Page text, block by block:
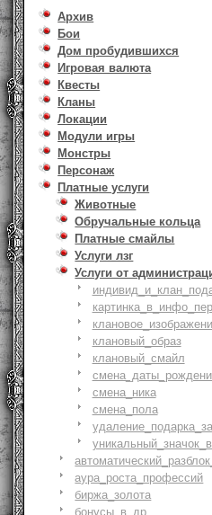
Архив
Бои
Дом пробудившихся
Игровая валюта
Квесты
Кланы
Локации
Модули игры
Монстры
Персонаж
Платные услуги
Животные
Обручальные кольца
Платные смайлы
Услуги лзг
Услуги от
клановый_образ
клановый_смайл
смена_ника
смена_пола
аура_роста_профессий
биржа_золота
бонусы_в_др